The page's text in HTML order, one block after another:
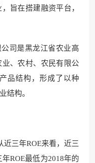
旨在搭建融资平台，
司是黑龙江省农业高
、农村、农民有限公
品结构，形成了以种
结构。
近三年ROE来看，近三
ROE最低为2018年的